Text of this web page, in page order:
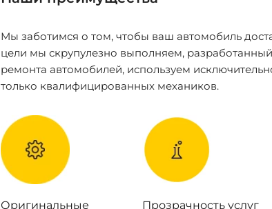
Мы заботимся о том, чтобы ваш автомобиль
цели мы скрупулезно выполняем,
ремонта автомобилей, используем
только квалифицированных механиков.
Оригинальные
Прозрачность услуг